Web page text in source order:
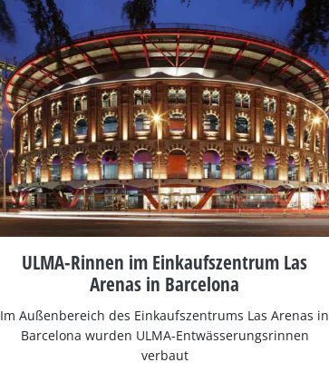
ULMA-Rinnen im Einkaufszentrum Las
Arenas in Barcelona
Im Außenbereich des Einkaufszentrums Las Arenas in
Barcelona wurden ULMA-Entwässerungsrinnen
verbaut